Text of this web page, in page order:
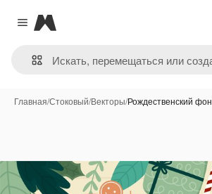
Close menu
Magnific
Главная/Стоковый/Векторы/Рождественский фон